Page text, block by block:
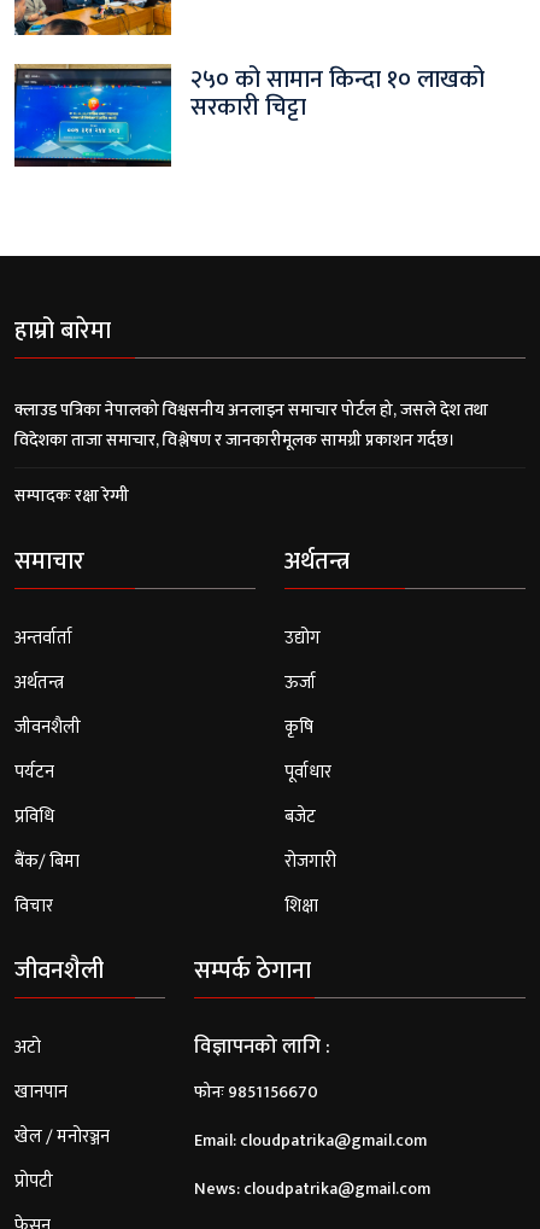
२५० को सामान किन्दा १० लाखको
सरकारी चिट्टा
हाम्रो बारेमा
क्लाउड पत्रिका नेपालको विश्वसनीय अनलाइन समाचार पोर्टल हो, जसले देश तथा
विदेशका ताजा समाचार, विश्लेषण र जानकारीमूलक सामग्री प्रकाशन गर्दछ।
सम्पादकः रक्षा रेग्मी
समाचार
अन्तर्वार्ता
अर्थतन्त्र
जीवनशैली
पर्यटन
प्रविधि
बैंक/ बिमा
विचार
अर्थतन्त्र
उद्योग
ऊर्जा
कृषि
पूर्वाधार
बजेट
रोजगारी
शिक्षा
जीवनशैली
अटो
खानपान
खेल / मनोरञ्जन
प्रोपटी
सम्पर्क ठेगाना
विज्ञापनको लागि :
फोनः 9851156670
Email:cloudpatrika@gmail.com
News:cloudpatrika@gmail.com